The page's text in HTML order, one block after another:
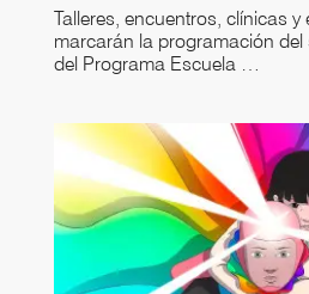
Talleres, encuentros, clínicas
marcarán la programación
del Programa Escuela …